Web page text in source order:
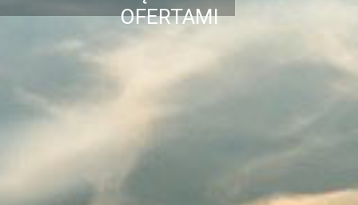
OFERTAMI